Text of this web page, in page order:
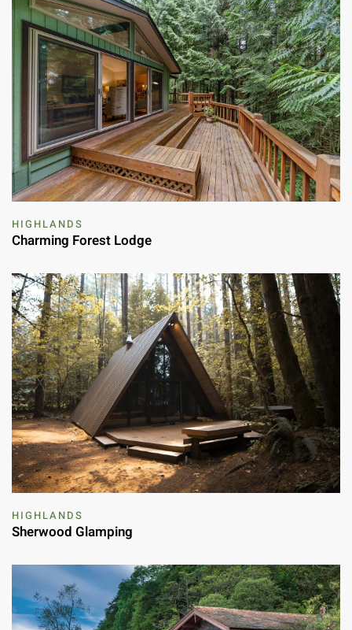
HIGHLANDS
Charming Forest Lodge
HIGHLANDS
Sherwood Glamping